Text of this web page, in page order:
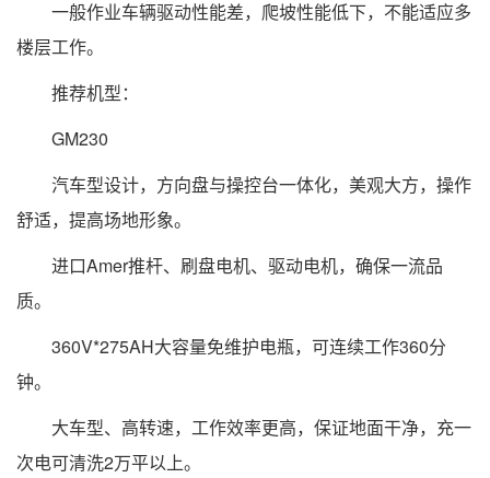
一般作业车辆驱动性能差，爬坡性能低下，不能适应多
楼层工作。
推荐机型：
GM230
汽车型设计，方向盘与操控台一体化，美观大方，操作
舒适，提高场地形象。
进口Amer推杆、刷盘电机、驱动电机，确保一流品
质。
360V*275AH大容量免维护电瓶，可连续工作360分
钟。
大车型、高转速，工作效率更高，保证地面干净，充一
次电可清洗2万平以上。